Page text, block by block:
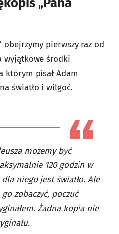
„Pana
obejrzymy pierwszy raz od
wyjątkowe środki
którym pisał Adam
światło i wilgoć.
możemy być
120 godzin w
niego jest światło. Ale
zobaczyć, poczuć
Żadna kopia nie